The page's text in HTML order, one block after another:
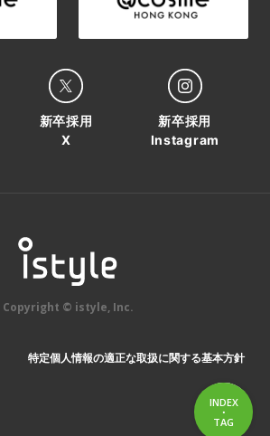
INDEX
TAG
INDEX
・
TAG
新卒採用
X
新卒採用
Instagram
Copyright © istyle, Inc.
特定個人情報の適正な取扱に関する基本方針